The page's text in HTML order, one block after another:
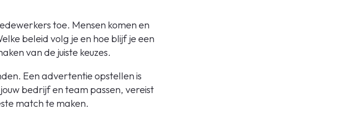
toe. Mensen komen en
beleid volg je en hoe blijf je een
van de juiste keuzes.
Een advertentie opstellen is
bedrijf en team passen, vereist
match te maken.